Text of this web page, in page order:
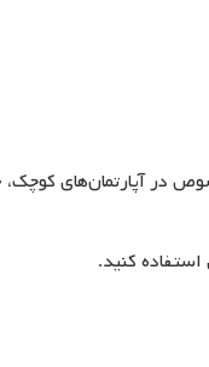
در آپارتمان‌های
استفاده کنید.